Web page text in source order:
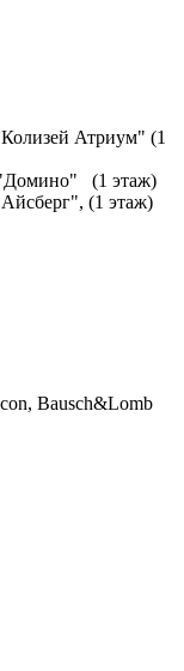
Атриум" (1
(1 этаж)
(1 этаж)
Bausch&Lomb